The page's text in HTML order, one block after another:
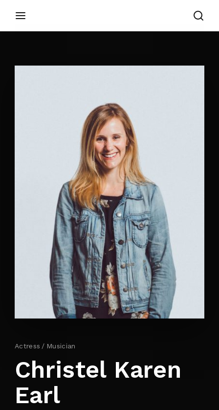
Actress Musician
Christel Karen
Earl
fermer
SIGN IN
Remember Me
By signing in, you agree to our terms and
conditionsand ourprivacy policy.